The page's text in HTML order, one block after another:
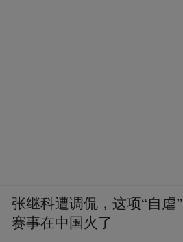
张继科遭调侃，这项“自虐”
赛事在中国火了